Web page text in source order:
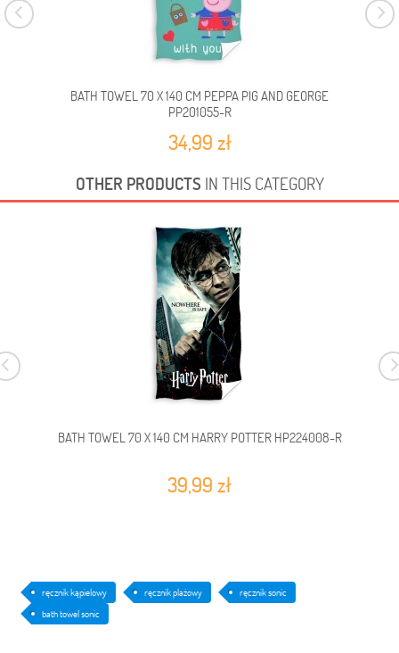
BATH TOWEL 70 X 140 CM PEPPA PIG AND GEORGE
PP201055-R
34,99 zł
OTHER PRODUCTS IN THIS CATEGORY
BATH TOWEL 70 X 140 CM HARRY POTTER HP224008-R
39,99 zł
ręcznik kąpielowy ręcznik plażowy
ręcznik sonic
bath towel sonic